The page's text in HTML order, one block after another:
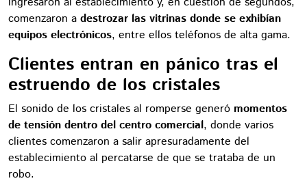
comenzaron a destrozar las vitrinas donde se exhibían
equipos electrónicos, entre ellos teléfonos de alta gama.
Clientes entran en pánico tras el
estruendo de los cristales
El sonido de los cristales al romperse generó momentos
de tensión dentro del centro comercial, donde varios
clientes comenzaron a salir apresuradamente del
establecimiento al percatarse de que se trataba de un
robo.